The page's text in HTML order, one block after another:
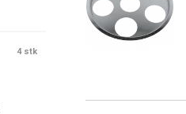
4 stk